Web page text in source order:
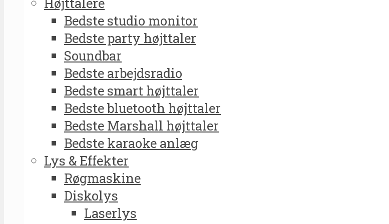
Bedste studio monitor
Bedste party højttaler
Soundbar
Bedste arbejdsradio
Bedste smart højttaler
Bedste bluetooth højttaler
Bedste Marshall højttaler
Bedste karaoke anlæg
Lys & Effekter
Røgmaskine
Diskolys
Laserlys